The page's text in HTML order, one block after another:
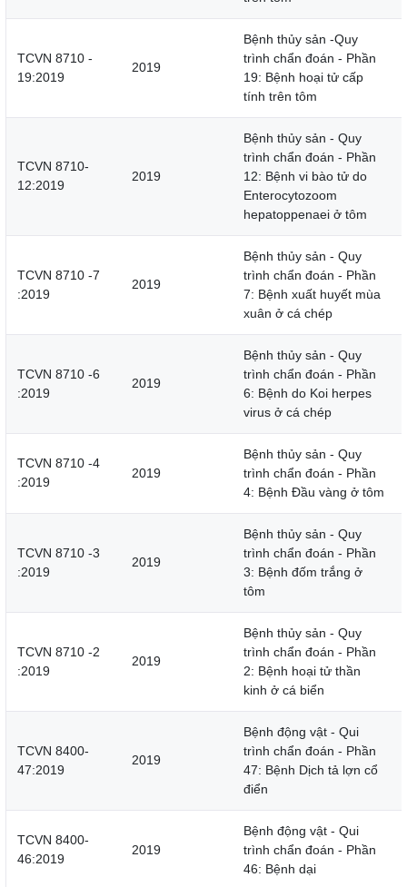
TCVN 8710 -
19:2019
2019
Bệnh thủy sản -Quy
trình chẩn đoán - Phần
19: Bệnh hoại tử cấp
tính trên tôm
TCVN 8710-
12:2019
2019
Bệnh thủy sản - Quy
trình chẩn đoán - Phần
12: Bệnh vi bào tử do
Enterocytozoom
hepatoppenaei ở tôm
TCVN 8710 -7
:2019
2019
Bệnh thủy sản - Quy
trình chẩn đoán - Phần
7: Bệnh xuất huyết mùa
xuân ở cá chép
TCVN 8710 -6
:2019
2019
Bệnh thủy sản - Quy
trình chẩn đoán - Phần
6: Bệnh do Koi herpes
virus ở cá chép
TCVN 8710 -4
:2019
2019
Bệnh thủy sản - Quy
trình chẩn đoán - Phần
4: Bệnh Đầu vàng ở tôm
TCVN 8710 -3
:2019
2019
Bệnh thủy sản - Quy
trình chẩn đoán - Phần
3: Bệnh đốm trắng ở
tôm
TCVN 8710 -2
:2019
2019
Bệnh thủy sản - Quy
trình chẩn đoán - Phần
2: Bệnh hoại tử thần
kinh ở cá biển
TCVN 8400-
47:2019
2019
Bệnh động vật - Qui
trình chẩn đoán - Phần
47: Bệnh Dịch tả lợn cổ
điển
TCVN 8400-
46:2019
2019
Bệnh động vật - Qui
trình chẩn đoán - Phần
46: Bệnh dại